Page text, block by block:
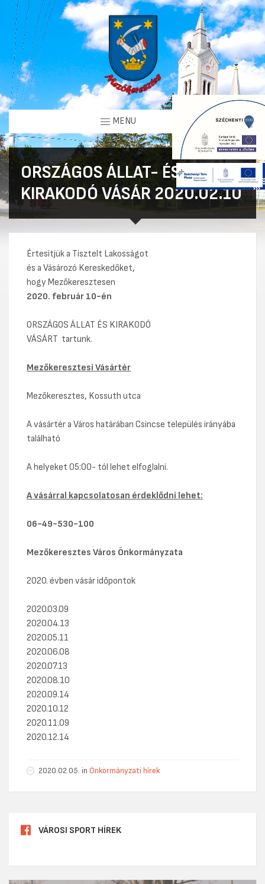
MENU
ORSZÁGOS ÁLLAT- ÉS
KIRAKODÓ VÁSÁR 2020.02.10
Értesítjük a Tisztelt Lakosságot
és a Vásározó Kereskedőket,
hogy Mezőkeresztesen
2020. február 10-én
ORSZÁGOS ÁLLAT ÉS KIRAKODÓ
VÁSÁRT tartunk.
Mezőkeresztesi Vásártér
Mezőkeresztes, Kossuth utca
A vásártér a Város határában Csincse település irányába
található
A helyeket 05:00- tól lehet elfoglalni.
A vásárral kapcsolatosan érdeklődni lehet:
06-49-530-100
Mezőkeresztes Város Önkormányzata
2020. évben vásár időpontok
2020.03.09
2020.04.13
2020.05.11
2020.06.08
2020.07.13
2020.08.10
2020.09.14
2020.10.12
2020.11.09
2020.12.14
2020.02.05. in Önkormányzati hírek
VÁROSI SPORT HÍREK